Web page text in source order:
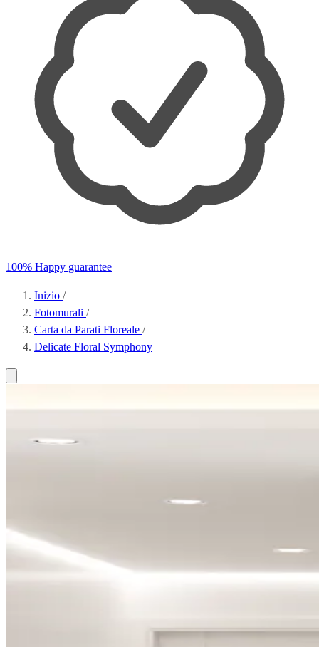
100% Happy guarantee
Inizio /
Fotomurali /
Carta da Parati Floreale /
Delicate Floral Symphony